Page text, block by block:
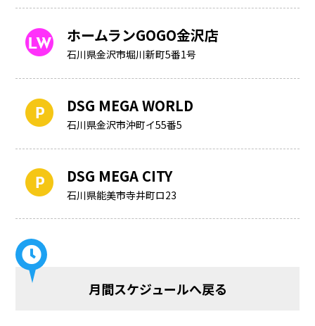
HOME
ホームランGOGO金沢店
石川県金沢市堀川新町5番1号
DSG MEGA WORLD
石川県金沢市沖町イ55番5
DSG MEGA CITY
石川県能美市寺井町ロ23
月間スケジュールへ戻る